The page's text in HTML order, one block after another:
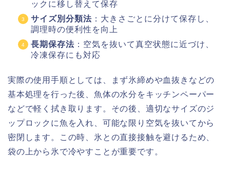
ックに移し替えて保存
サイズ別分類法 ：大きさごとに分けて保存し、
調理時の便利性を向上
長期保存法 ：空気を抜いて真空状態に近づけ、
冷凍保存にも対応
実際の使用手順としては、まず氷締めや血抜きなどの
基本処理を行った後、魚体の水分をキッチンペーパー
などで軽く拭き取ります。その後、適切なサイズのジ
ップロックに魚を入れ、可能な限り空気を抜いてから
密閉します。この時、氷との直接接触を避けるため、
袋の上から氷で冷やすことが重要です。